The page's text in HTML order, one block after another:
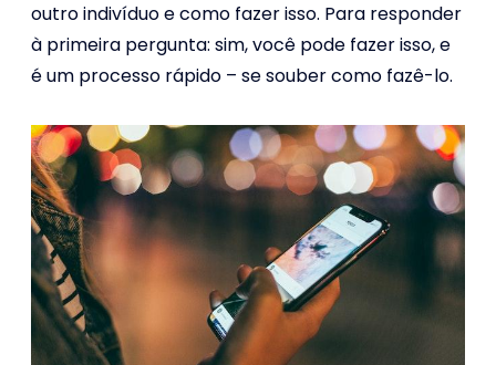
outro indivíduo e como fazer isso. Para responder
à primeira pergunta: sim, você pode fazer isso, e
é um processo rápido – se souber como fazê-lo.